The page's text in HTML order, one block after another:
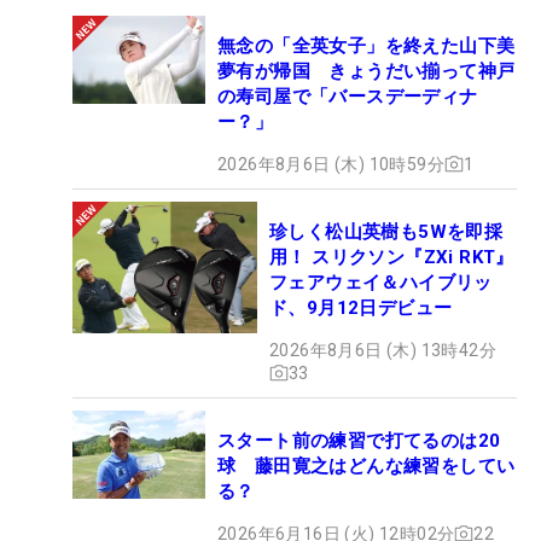
日）となっている。現在の賞金ランク4位につける
兼本との差は約470万円の差があることから、少し
でも差を縮めたいところだ。
の出場権を手にするのは一体、誰になるのか。50歳
以上の男子プロゴルファーたちがラストスパートに
入る。（文・高木彩音）
無念の「全英女子」を終えた山下美
夢有が帰国 きょうだい揃って神戸
の寿司屋で「バースデーディナ
ー？」
2026年8月6日 (木) 10時59分 1
珍しく松山英樹も5Wを即採
用！ スリクソン『ZXi RKT』
フェアウェイ＆ハイブリッ
ド、9月12日デビュー
2026年8月6日 (木) 13時42分
33
スタート前の練習で打てるのは20
球 藤田寛之はどんな練習をしてい
る？
2026年6月16日 (火) 12時02分 22